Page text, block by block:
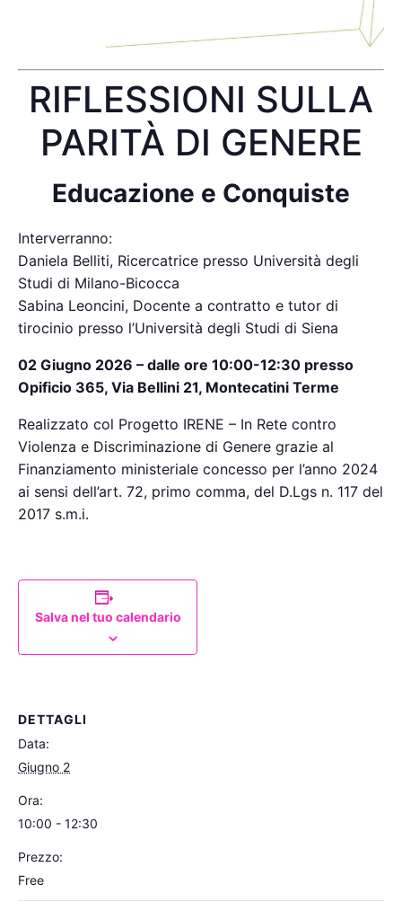
RIFLESSIONI SULLA
PARITÀ DI GENERE
Educazione e Conquiste
Interverranno:
Daniela Belliti, Ricercatrice presso Università degli
Studi di Milano-Bicocca
Sabina Leoncini, Docente a contratto e tutor di
tirocinio presso l’Università degli Studi di Siena
02 Giugno 2026 – dalle ore 10:00-12:30 presso
Opificio 365, Via Bellini 21, Montecatini Terme
Realizzato col Progetto IRENE – In Rete contro
Violenza e Discriminazione di Genere grazie al
Finanziamento ministeriale concesso per l’anno 2024
ai sensi dell’art. 72, primo comma, del D.Lgs n. 117 del
2017 s.m.i.
Salva nel tuo calendario
DETTAGLI
Data:
Giugno 2
Ora:
10:00 - 12:30
Prezzo:
Free